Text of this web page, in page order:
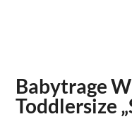
Babytrage
Toddlersize